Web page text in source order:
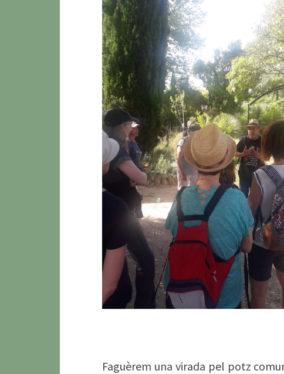
Faguèrem una virada pel potz